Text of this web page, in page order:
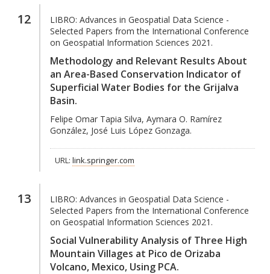
12 LIBRO: Advances in Geospatial Data Science -
Selected Papers from the International Conference
on Geospatial Information Sciences 2021.
Methodology and Relevant Results About
an Area-Based Conservation Indicator of
Superficial Water Bodies for the Grijalva
Basin.
Felipe Omar Tapia Silva, Aymara O. Ramírez
González, José Luis López Gonzaga.
URL: link.springer.com
13 LIBRO: Advances in Geospatial Data Science -
Selected Papers from the International Conference
on Geospatial Information Sciences 2021.
Social Vulnerability Analysis of Three High
Mountain Villages at Pico de Orizaba
Volcano, Mexico, Using PCA.